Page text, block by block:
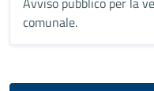
comunale.